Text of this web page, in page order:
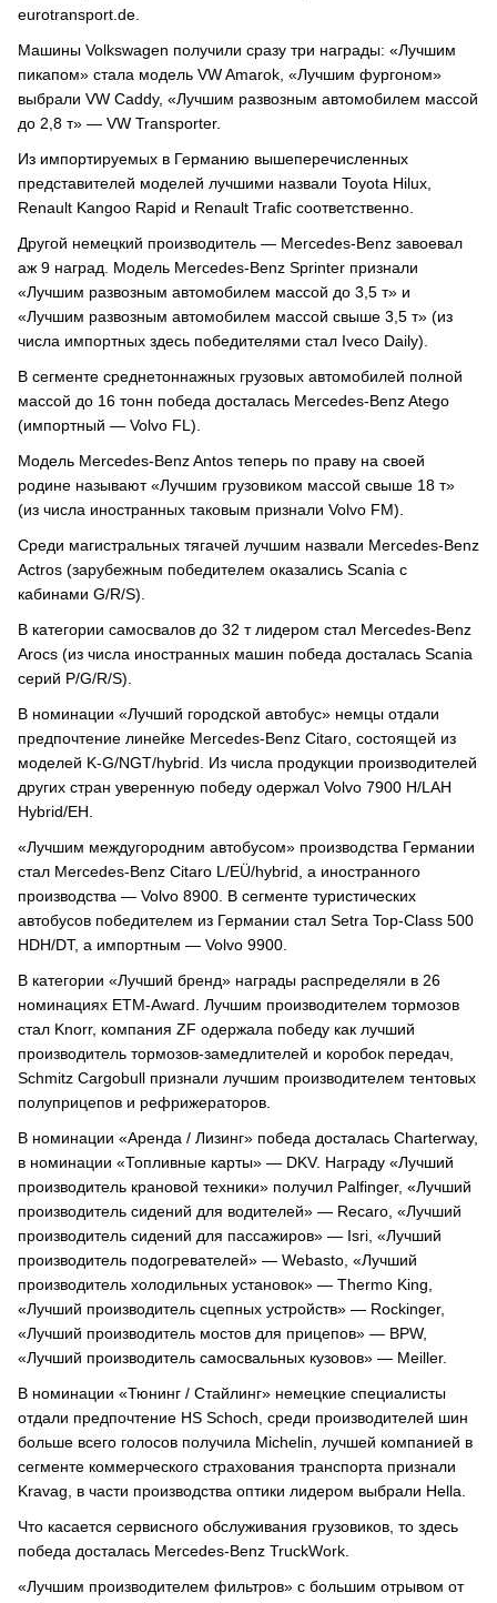
eurotransport.de.
Машины Volkswagen получили сразу три награды: «Лучшим
пикапом» стала модель VW Amarok, «Лучшим фургоном»
выбрали VW Caddy, «Лучшим развозным автомобилем массой
до 2,8 т» — VW Transporter.
Из импортируемых в Германию вышеперечисленных
представителей моделей лучшими назвали Toyota Hilux,
Renault Kangoo Rapid и Renault Trafic соответственно.
Другой немецкий производитель — Mercedes-Benz завоевал
аж 9 наград. Модель Mercedes-Benz Sprinter признали
«Лучшим развозным автомобилем массой до 3,5 т» и
«Лучшим развозным автомобилем массой свыше 3,5 т» (из
числа импортных здесь победителями стал Iveco Daily).
В сегменте среднетоннажных грузовых автомобилей полной
массой до 16 тонн победа досталась Mercedes-Benz Atego
(импортный — Volvo FL).
Модель Mercedes-Benz Antos теперь по праву на своей
родине называют «Лучшим грузовиком массой свыше 18 т»
(из числа иностранных таковым признали Volvo FM).
Среди магистральных тягачей лучшим назвали Mercedes-Benz
Actros (зарубежным победителем оказались Scania с
кабинами G/R/S).
В категории самосвалов до 32 т лидером стал Mercedes-Benz
Arocs (из числа иностранных машин победа досталась Scania
серий P/G/R/S).
В номинации «Лучший городской автобус» немцы отдали
предпочтение линейке Mercedes-Benz Citaro, состоящей из
моделей K-G/NGT/hybrid. Из числа продукции производителей
других стран уверенную победу одержал Volvo 7900 H/LAH
Hybrid/EH.
«Лучшим междугородним автобусом» производства Германии
стал Mercedes-Benz Citaro L/EÜ/hybrid, а иностранного
производства — Volvo 8900. В сегменте туристических
автобусов победителем из Германии стал Setra Top-Class 500
HDH/DT, а импортным — Volvo 9900.
В категории «Лучший бренд» награды распределяли в 26
номинациях ETM-Award. Лучшим производителем тормозов
стал Knorr, компания ZF одержала победу как лучший
производитель тормозов-замедлителей и коробок передач,
Schmitz Cargobull признали лучшим производителем тентовых
полуприцепов и рефрижераторов.
В номинации «Аренда / Лизинг» победа досталась Charterway,
в номинации «Топливные карты» — DKV. Награду «Лучший
производитель крановой техники» получил Palfinger, «Лучший
производитель сидений для водителей» — Recaro, «Лучший
производитель сидений для пассажиров» — Isri, «Лучший
производитель подогревателей» — Webasto, «Лучший
производитель холодильных установок» — Thermo King,
«Лучший производитель сцепных устройств» — Rockinger,
«Лучший производитель мостов для прицепов» — BPW,
«Лучший производитель самосвальных кузовов» — Meiller.
В номинации «Тюнинг / Стайлинг» немецкие специалисты
отдали предпочтение HS Schoch, среди производителей шин
больше всего голосов получила Michelin, лучшей компанией в
сегменте коммерческого страхования транспорта признали
Kravag, в части производства оптики лидером выбрали Hella.
Что касается сервисного обслуживания грузовиков, то здесь
победа досталась Mercedes-Benz TruckWork.
«Лучшим производителем фильтров» с большим отрывом от